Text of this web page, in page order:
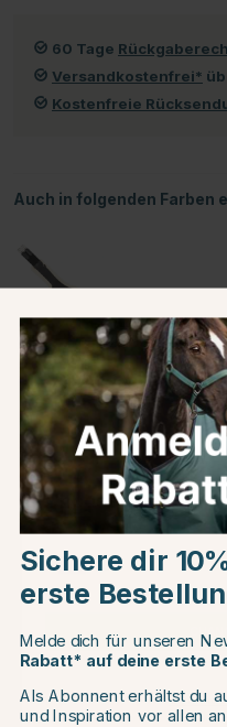
60 Tage
Versandkostenfrei*
Kostenfreie
Auch in folgenden Farben
Produktinformationen
Über die Marke
Kundenbewertungen
Andere Produkte,
Choose country
EU
Sichere dir
erste
Melde dich für unseren
Rabatt* auf deine erste
Als Abonnent erhältst du
und Inspiration vor allen